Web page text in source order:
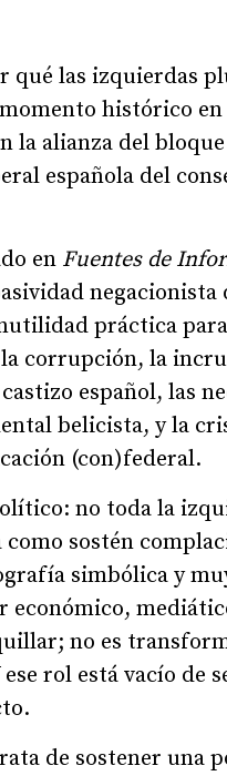
qué las izquierdas
histórico
la alianza del
española del
en Fuentes de
negacionista
práctica
corrupción, la
español, las
belicista, y la
(con)federal.
no toda la
sostén
simbólica y
económico,
no es
rol está vacío de
de sostener una